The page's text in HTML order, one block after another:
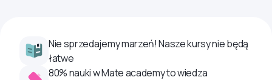
Nie sprzedajemy marzeń! Nasze kursy nie będą
łatwe
80% nauki w Mate academy to wiedza